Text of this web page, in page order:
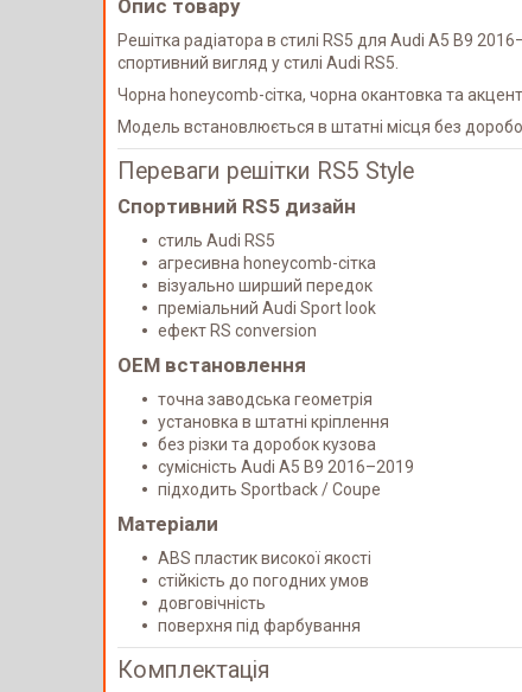
Опис товару
Решітка радіатора в стилі RS5 для Audi A5 B9
спортивний вигляд у стилі Audi RS5.
Чорна honeycomb-сітка, чорна окантовка та
Модель встановлюється в штатні місця без
Переваги решітки RS5 Style
Спортивний RS5 дизайн
стиль Audi RS5
агресивна honeycomb-сітка
візуально ширший передок
преміальний Audi Sport look
ефект RS conversion
OEM встановлення
точна заводська геометрія
установка в штатні кріплення
без різки та доробок кузова
сумісність Audi A5 B9 2016–2019
підходить Sportback / Coupe
Матеріали
ABS пластик високої якості
стійкість до погодних умов
довговічність
поверхня під фарбування
Комплектація